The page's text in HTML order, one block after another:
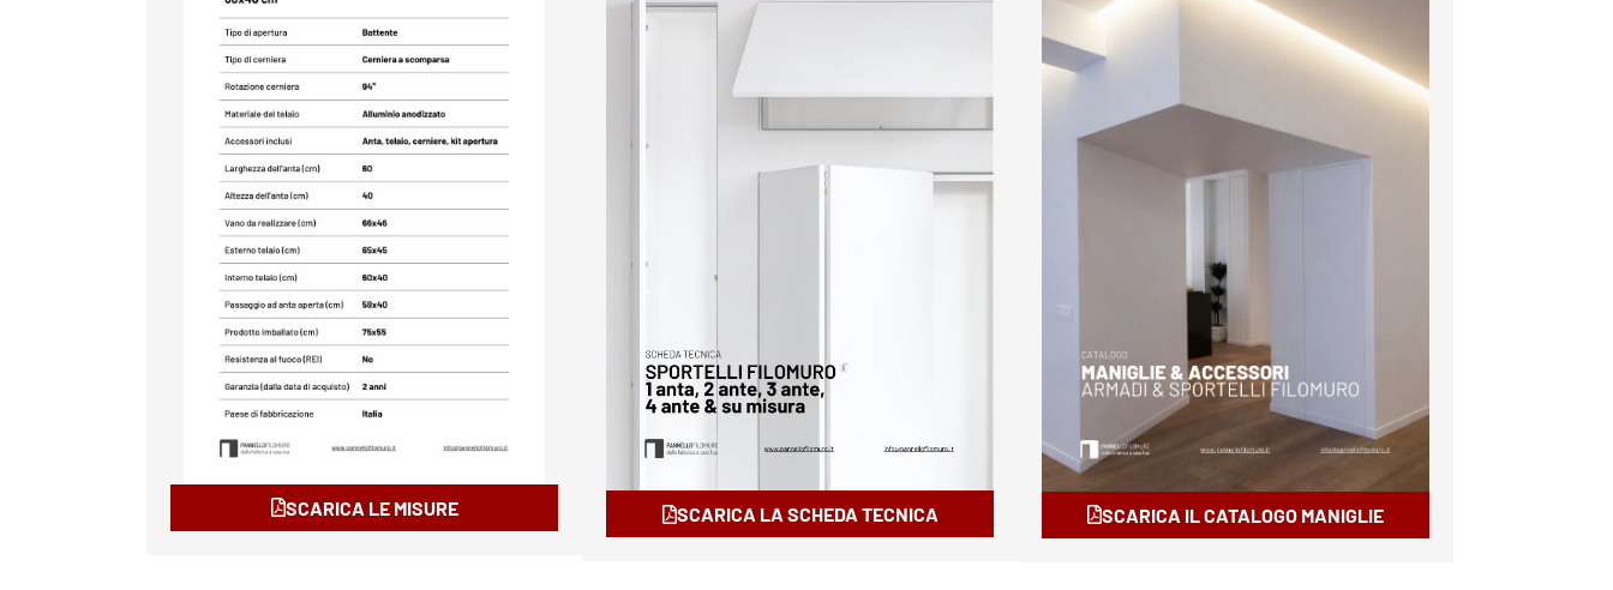
SCARICA LE MISURE SCARICA LA SCHEDA TECNICA SCARICA IL CATALOGO MANIGLIE